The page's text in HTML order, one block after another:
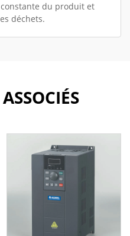
du produit et
déchets.